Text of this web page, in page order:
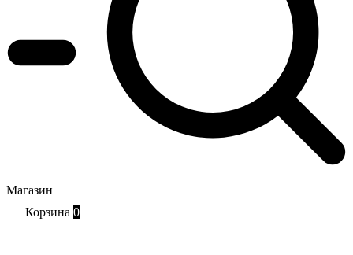
Магазин
Корзина 0